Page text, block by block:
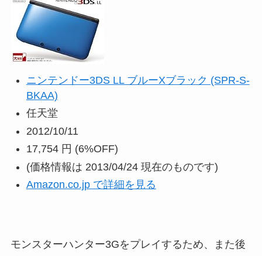
ニンテンドー3DS LL ブルーXブラック (SPR-S-
BKAA)
任天堂
2012/10/11
17,754 円 (6%OFF)
(価格情報は 2013/04/24 現在のものです)
Amazon.co.jp で詳細を見る
モンスターハンター3Gをプレイするため、また後